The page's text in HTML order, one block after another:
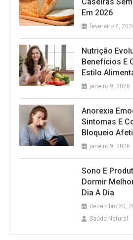
Em 2026
fevereiro 4,
Nutrição
Benefícios E
Estilo
janeiro 9, 2026
Anorexia
Sintomas E
Bloqueio
janeiro 9, 2026
Sono E
Dormir
Dia A Dia
dezembro 20,
Saúde Natural